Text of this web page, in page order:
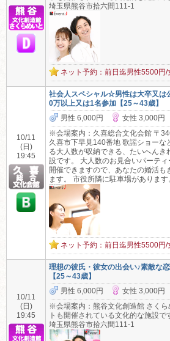
埼玉県熊谷市拾六間111-1
ネット予約：前日迄男性5500円/
10/11
(日)
19:45
社会人スペシャル☆男性は大卒又は
0万以上又は1名参加【25～43歳】
男性 6,000円
女性 3,000円
※会場案内：久喜総合文化会館 〒
久喜市下早見140番地 歌謡ショーな
る大人数が収納できる、たいへんき
設です。 大人数のお見合いパーティ
開催できますので、あなたの婚活も
ます。 市役所隣に駐車場があります
ネット予約：前日迄男性5500円/
10/11
(日)
19:45
理想の彼氏・彼女の出会い♪素敵な
【25～43歳】
男性 6,000円
女性 3,000円
※会場案内：熊谷文化創造館 さくら
トも開催されている文化的な施設で
埼玉県熊谷市拾六間111-1